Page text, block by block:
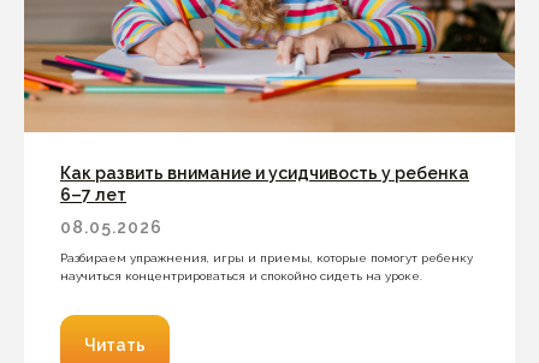
Как развить внимание и усидчивость у ребенка
6–7 лет
08.05.2026
Разбираем упражнения, игры и приемы, которые помогут ребенку
научиться концентрироваться и спокойно сидеть на уроке.
Читать